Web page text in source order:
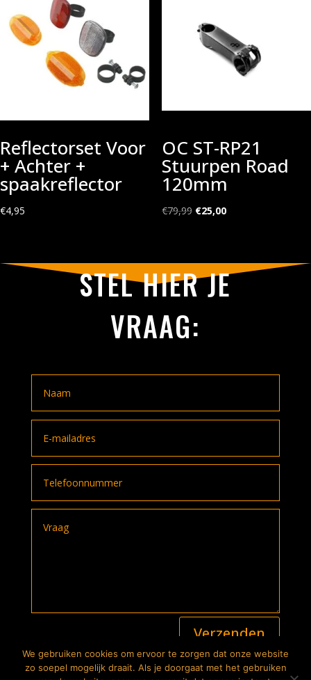
Reflectorset Voor
+ Achter +
spaakreflector
€4,95
OC ST-RP21
Stuurpen Road
120mm
€79,99 Oorspronkelijke
€79,99.
€25,00Huidige
€25,00.
STEL HIER JE
VRAAG:
Verzenden
t
e
2026© The Bike Store. Alle rechten voorbehouden |
We gebruiken cookies om ervoor te zorgen dat onze website
zo soepel mogelijk draait. Als je doorgaat met het gebruiken